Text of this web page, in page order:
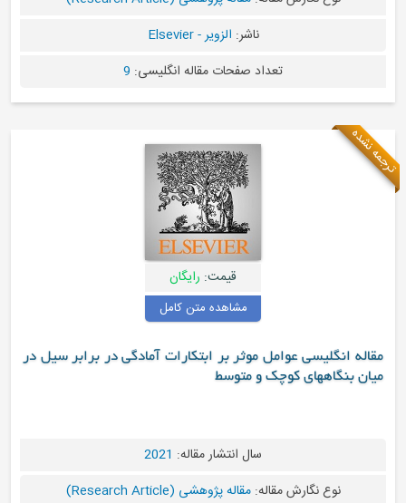
ناشر: الزویر - Elsevier
تعداد صفحات مقاله انگلیسی: 9
ترجمه نشده
قیمت: رایگان
مشاهده متن کامل
مقاله انگلیسی عوامل موثر بر ابتکارات آمادگی در برابر سیل در
میان بنگاههای کوچک و متوسط
سال انتشار مقاله: 2021
نوع نگارش مقاله:مقاله پژوهشی (Research Article)